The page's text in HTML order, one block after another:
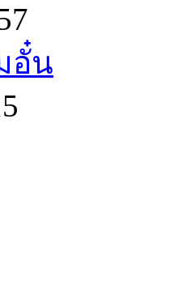
อั๋น